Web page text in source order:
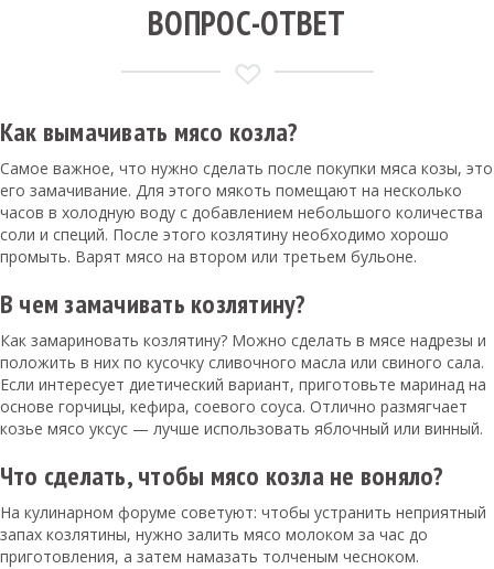
ВОПРОС-ОТВЕТ
Как вымачивать мясо козла?
Самое важное, что нужно сделать после покупки мяса козы, это
его замачивание. Для этого мякоть помещают на несколько
часов в холодную воду с добавлением небольшого количества
соли и специй. После этого козлятину необходимо хорошо
промыть. Варят мясо на втором или третьем бульоне.
В чем замачивать козлятину?
Как замариновать козлятину? Можно сделать в мясе надрезы и
положить в них по кусочку сливочного масла или свиного сала.
Если интересует диетический вариант, приготовьте маринад на
основе горчицы, кефира, соевого соуса. Отлично размягчает
козье мясо уксус — лучше использовать яблочный или винный.
Что сделать, чтобы мясо козла не воняло?
На кулинарном форуме советуют: чтобы устранить неприятный
запах козлятины, нужно залить мясо молоком за час до
приготовления, а затем намазать толченым чесноком.